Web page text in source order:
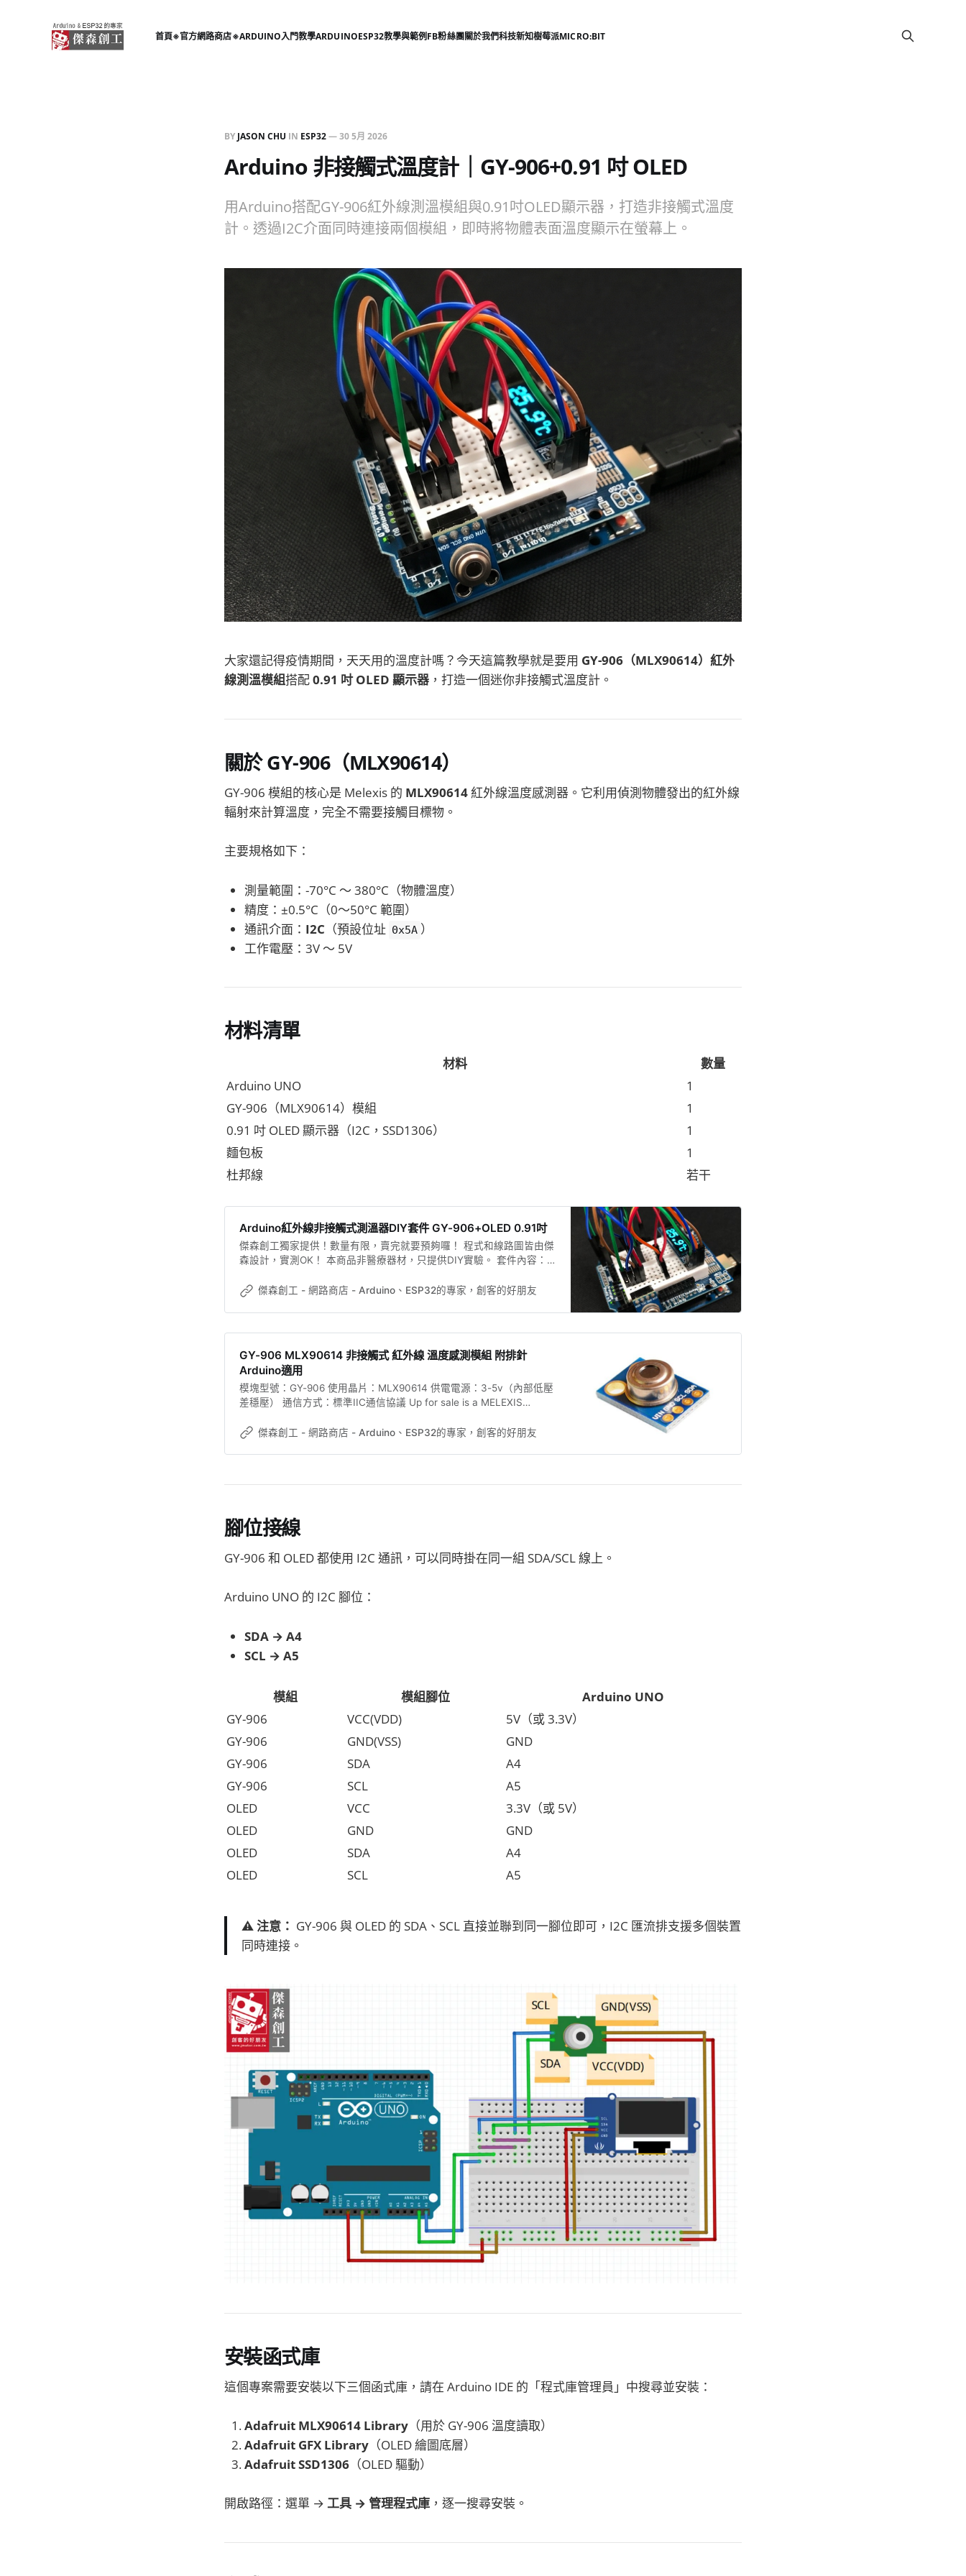
首頁※官方網路商店※ARDUINO入門教學ARDUINOESP32教學與範例FB粉絲團關於我們科技新知樹莓派MICRO:BIT
BY JASON CHU IN ESP32—30 5月 2026
Arduino 非接觸式溫度計｜GY-906+0.91 吋 OLED
用Arduino搭配GY-906紅外線測溫模組與0.91吋OLED顯示器，打造非接觸式溫度
計。透過I2C介面同時連接兩個模組，即時將物體表面溫度顯示在螢幕上。
大家還記得疫情期間，天天用的溫度計嗎？今天這篇教學就是要用 GY-906（MLX90614）紅外
線測溫模組搭配0.91 吋 OLED 顯示器 ，打造一個迷你非接觸式溫度計。
關於 GY-906（MLX90614）
GY-906 模組的核心是 Melexis 的 MLX90614 紅外線溫度感測器。它利用偵測物體發出的紅外線
輻射來計算溫度，完全不需要接觸目標物。
主要規格如下：
測量範圍：-70°C ～ 380°C（物體溫度）
精度：±0.5°C（0～50°C 範圍）
通訊介面： I2C （預設位址 0x5A ）
工作電壓：3V ～ 5V
材料清單
材料
數量
Arduino UNO
1
GY-906（MLX90614）模組
1
0.91 吋 OLED 顯示器（I2C，SSD1306）
1
麵包板
1
杜邦線
若干
Arduino紅外線非接觸式測溫器DIY套件 GY-906+OLED 0.91吋
傑森創工獨家提供！數量有限，賣完就要預夠囉！ 程式和線路圖皆由傑
森設計，實測OK！ 本商品非醫療器材，只提供DIY實驗。 套件內容：
扣、杜邦線足量、4孔長針排母(方便架高MLX90615) 範例程式下載：
傑森創工 - 網路商店 - Arduino、ESP32的專家，創客的好朋友
GY-906 MLX90614 非接觸式 紅外線 溫度感測模組 附排針
Arduino適用
模塊型號：GY-906 使用晶片：MLX90614 供電電源：3-5v（內部低壓
差穩壓） 通信方式：標準IIC通信協議 Up for sale is a MELEXIS
use with Arduino, or any microcontroller that can communicate with
傑森創工 - 網路商店 - Arduino、ESP32的專家，創客的好朋友
腳位接線
GY-906 和 OLED 都使用 I2C 通訊，可以同時掛在同一組 SDA/SCL 線上。
Arduino UNO 的 I2C 腳位：
SDA → A4
SCL → A5
模組 模組腳位
Arduino UNO
GY-906
VCC(VDD)
5V（或 3.3V）
GY-906
GND(VSS)
GND
GY-906
SDA
A4
GY-906
SCL
A5
OLED
VCC
3.3V（或 5V）
OLED
GND
GND
OLED
SDA
A4
OLED
SCL A5
⚠️ 注意： GY-906 與 OLED 的 SDA、SCL 直接並聯到同一腳位即可，I2C 匯流排支援多個裝置
同時連接。
安裝函式庫
這個專案需要安裝以下三個函式庫，請在 Arduino IDE 的「程式庫管理員」中搜尋並安裝：
Adafruit MLX90614 Library （用於 GY-906 溫度讀取）
Adafruit GFX Library （OLED 繪圖底層）
Adafruit SSD1306 （OLED 驅動）
開啟路徑：選單 → 工具 → 管理程式庫 ，逐一搜尋安裝。